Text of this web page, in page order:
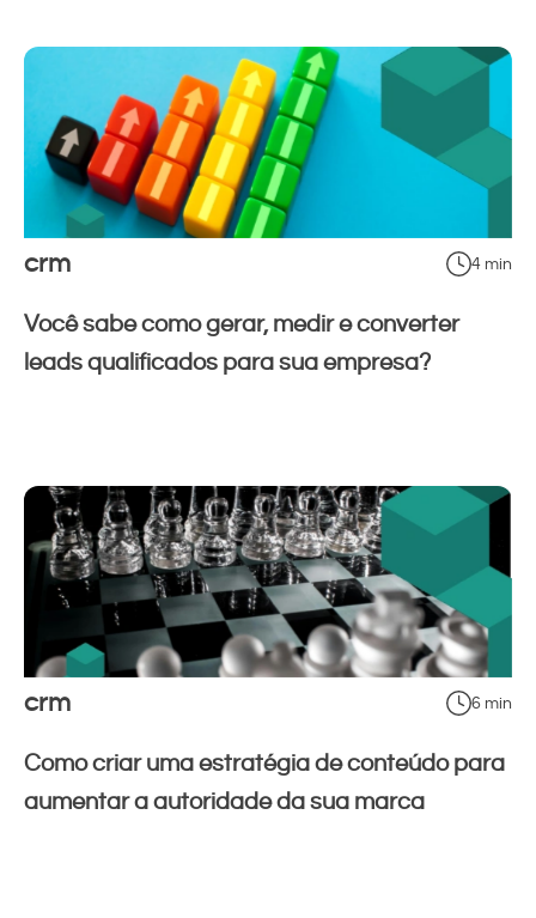
crm 4 min
Você sabe como gerar, medir e converter
leads qualificados para sua empresa?
crm 6 min
Como criar uma estratégia de conteúdo para
aumentar a autoridade da sua marca